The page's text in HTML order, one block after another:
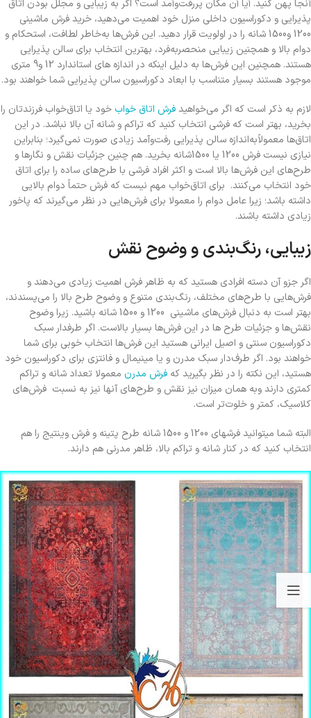
آنجا پهن کنید. آیا آن مکان پررفت‌وآمد است؟ اگر به زیبایی و مجلل بودن اتاق
پذیرایی و دکوراسیون داخلی منزل خود اهمیت می‌دهید، خرید فرش ماشینی
1200 و1500 شانه را در اولویت قرار دهید. این فرش‌‌ها به‌خاطر لطافت، استحکام و
دوام بالا و همچنین زیبایی منحصربه‌فرد، بهترین انتخاب برای سالن پذیرایی
هستند. همچنین این فرش‌ها به دلیل اینکه در اندازه های استاندارد 12 و9 متری
موجود هستند بسیار متناسب با ابعاد دکوراسیون سالن پذیرایی شما خواهند بود.
لازم به ذکر است که اگر می‌خواهیدفرش اتاق‌ خواب خود یا اتاق‌خواب فرزندتان را
بخرید، بهتر است که فرشی انتخاب کنید که تراکم و شانه آن بالا نباشد. در این
اتاق‌ها معمولاًبه‌اندازه سالن پذیرایی رفت‌وآمد زیادی صورت نمی‌گیرد؛ بنابراین
نیازی نیست فرش 1200 یا 1500شانه بخرید. هم چنین جزئیات نقش و نگارها و
طرح‌های این فرش‌ها بالا است و اکثر افراد فرشی با طرح‌های ساده را برای اتاق
خود انتخاب می‌کنند. برای اتاق‌خواب مهم نیست که فرش حتماً دوام بالایی
داشته باشد؛ زیرا عامل دوام را معمولا برای فرش‌هایی در نظر می‌گیرند که پاخور
زیادی داشته باشند.
زیبایی، رنگ‌بندی و وضوح نقش
اگر جزو آن دسته افرادی هستید که به ظاهر فرش اهمیت زیادی می‌دهند و
فرش‌هایی با طرح‌های مختلف، رنگ‌بندی متنوع و وضوح طرح بالا را می‌پسندند،
بهتر است به دنبال فرش‌های ماشینی 1200 و 1500 شانه باشید. زیرا وضوح
نقش‌ها و جزئیات طرح ها در این فرش‌ها بسیار بالاست. اگر طرفدار سبک
دکوراسیون سنتی و اصیل ایرانی هستید این فرش‌ها انتخاب خوبی برای شما
خواهند بود. اگر طرف‌دار سبک مدرن و یا مینیمال و فانتزی برای دکوراسیون خود
هستید، این نکته را در نظر بگیرید که فرش‌ مدرن معمولا تعداد شانه و تراکم
کمتری دارند وبه همان میزان نیز نقش و طرح‌های آنها نیز به نسبت فرش‌های
کلاسیک، کمتر و خلوت‌تر است.
البته شما میتوانید فرشهای 1200 و 1500 شانه طرح پتینه و فرش وینتیج را هم
انتخاب کنید که در کنار شانه و تراکم بالا، ظاهر مدرنی هم دارند.